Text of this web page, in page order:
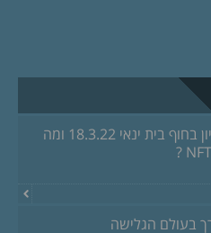
ארוע ניקיון בחוף בית ינאי 18.3.22 ומה
בעולם הגלישה